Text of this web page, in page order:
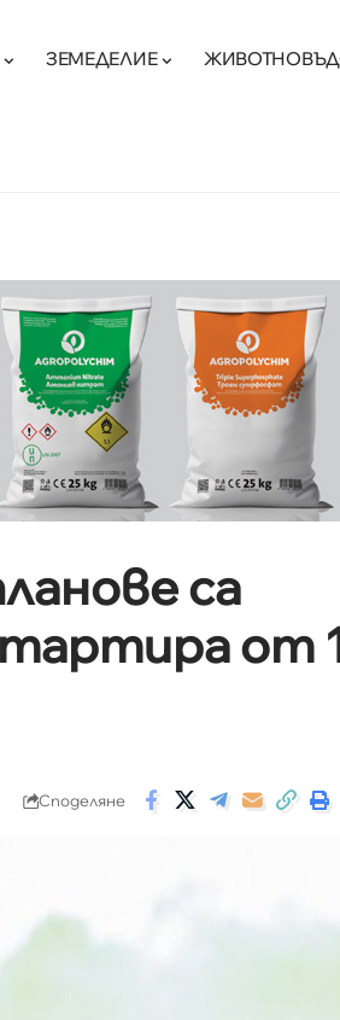
ЗЕМЕДЕЛИЕ
са
от
Споделяне